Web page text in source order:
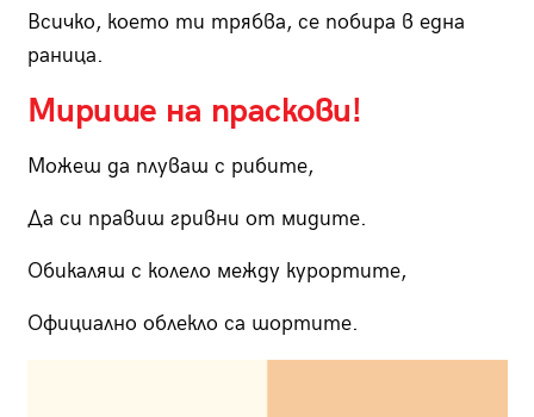
Всичко, което ти трябва, се побира в една
раница.
Мирише на праскови!
Можеш да плуваш с рибите,
Да си правиш гривни от мидите.
Обикаляш с колело между курортите,
Официално облекло са шортите.